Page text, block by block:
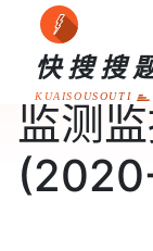
快搜搜
KUAISOUSOUTI
监测